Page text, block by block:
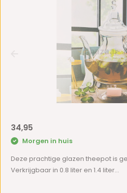
34,95
Morgen in huis
Deze prachtige glazen theepot is
Verkrijgbaar in 0.8 liter en 1.4 liter...